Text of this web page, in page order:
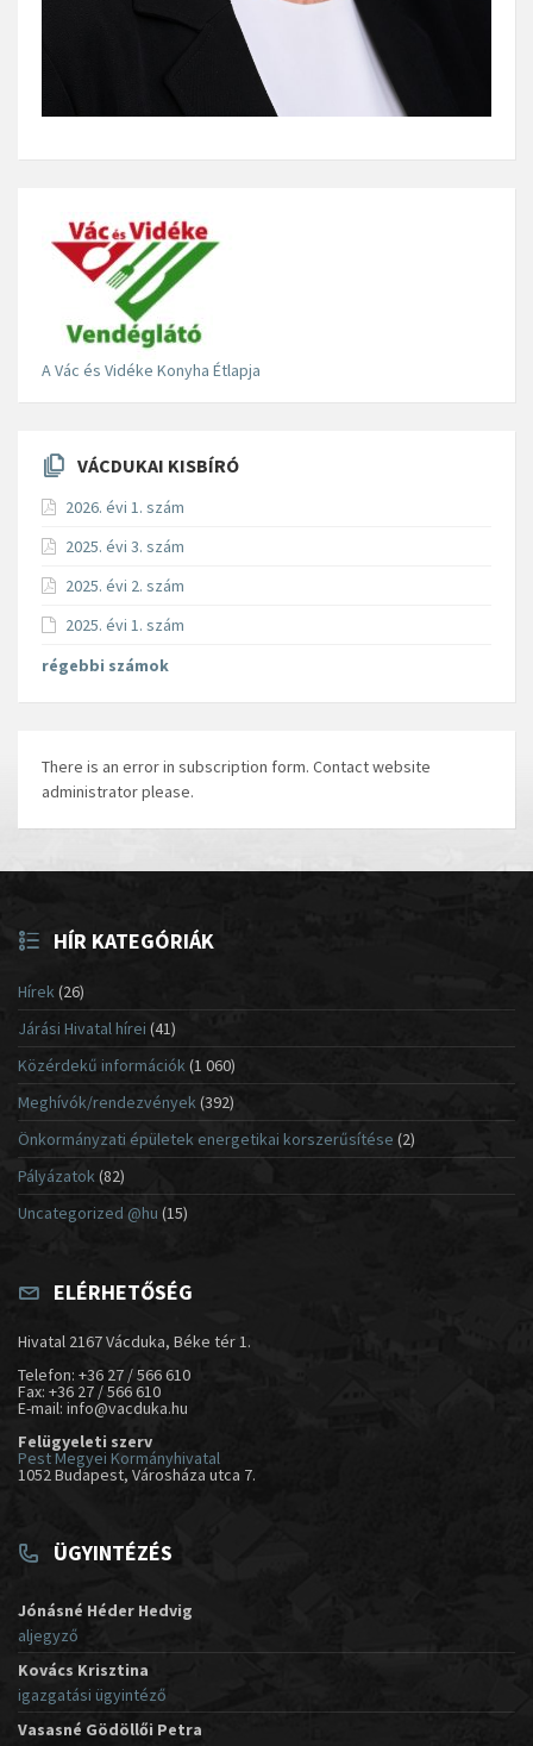
A Vác és Vidéke Konyha Étlapja
VÁCDUKAI KISBÍRÓ
2026. évi 1. szám
2025. évi 3. szám
2025. évi 2. szám
2025. évi 1. szám
régebbi számok
There is an error in subscription form. Contact website
administrator please.
HÍR KATEGÓRIÁK
Hírek(26)
Járási Hivatal hírei (41)
Közérdekű információk(1 060)
Meghívók/rendezvények (392)
Önkormányzati épületek energetikai korszerűsítése (2)
Pályázatok (82)
Uncategorized @hu (15)
ELÉRHETŐSÉG
Hivatal 2167 Vácduka, Béke tér 1.
Telefon: +36 27 / 566 610
Fax: +36 27 / 566 610
E-mail: info@vacduka.hu
Felügyeleti szerv
Pest Megyei Kormányhivatal
1052 Budapest, Városháza utca 7.
ÜGYINTÉZÉS
Jónásné Héder Hedvig
aljegyző
Kovács Krisztina
igazgatási ügyintéző
Vasasné Gödöllői Petra